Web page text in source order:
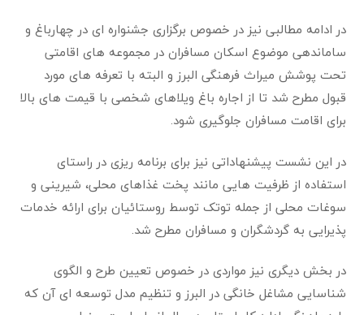
در ادامه مطالبی نیز در خصوص برگزاری جشنواره ای در چهارباغ و
ساماندهی موضوع اسکان مسافران در مجموعه های اقامتی
تحت پوشش میراث فرهنگی البرز و البته با تعرفه های مورد
قبول مطرح شد تا از اجاره باغ ویلاهای شخصی با قیمت های بالا
برای اقامت مسافران جلوگیری شود.
در این نشست پیشنهاداتی نیز برای برنامه ریزی در راستای
استفاده از ظرفیت هایی مانند پخت غذاهای محلی، شیرینی و
سوغات محلی از جمله توتک توسط روستائیان برای ارائه خدمات
پذیرایی به گردشگران و مسافران مطرح شد.
در بخش دیگری نیز مواردی در خصوص تعیین طرح و الگوی
شناسایی مشاغل خانگی در البرز و تنظیم مدل توسعه ای آن که